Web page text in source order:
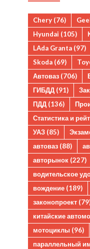
Chery (76)
Hyundai (105)
LAda Granta (97)
Skoda (69)
Автоваз (706)
ГИБДД (91)
ПДД (136)
Статистика и
УАЗ (85)
автоваз (88)
авторынок (227)
водительское
вождение (189)
законопроект
китайские
мотоциклы (96)
параллельный